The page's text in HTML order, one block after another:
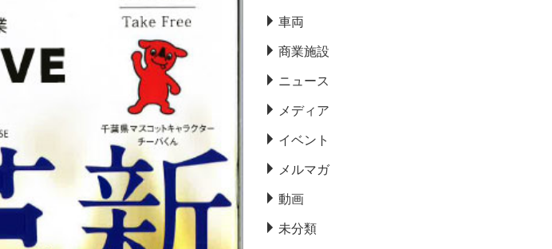
車両
商業施設
ニュース
メディア
イベント
メルマガ
動画
未分類